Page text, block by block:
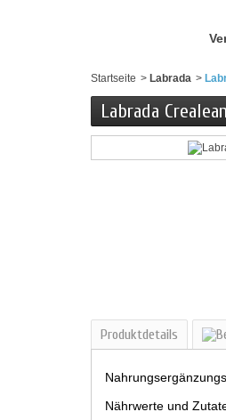
Startseite > Labrada >
Labrada
Produktdetails
Nährwerte und